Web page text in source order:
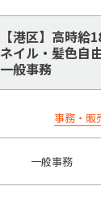
【港区】高時
ネイル・髪色自
一般事務
事務・販
一般事務